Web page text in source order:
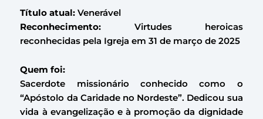
Título atual: Venerável
Reconhecimento: Virtudes heroicas
reconhecidas pela Igreja em 31 de março de 2025
Quem foi:
Sacerdote missionário conhecido como o
“Apóstolo da Caridade no Nordeste”. Dedicou sua
vida à evangelização e à promoção da dignidade